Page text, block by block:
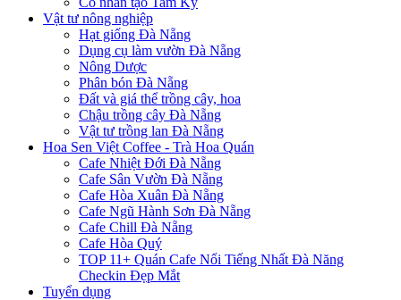
Vật tư nông nghiệp
Hạt giống Đà Nẵng
Dụng cụ làm vườn Đà Nẵng
Nông Dược
Phân bón Đà Nẵng
Đất và giá thể trồng cây, hoa
Chậu trồng cây Đà Nẵng
Vật tư trồng lan Đà Nẵng
Hoa Sen Việt Coffee - Trà Hoa Quán
Cafe Nhiệt Đới Đà Nẵng
Cafe Sân Vườn Đà Nẵng
Cafe Hòa Xuân Đà Nẵng
Cafe Ngũ Hành Sơn Đà Nẵng
Cafe Chill Đà Nẵng
Cafe Hòa Quý
TOP 11+ Quán Cafe Nổi Tiếng Nhất Đà Năng
Checkin Đẹp Mắt
Tuyển dụng